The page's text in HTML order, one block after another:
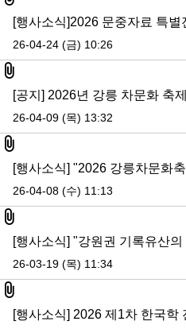
[행사소식]2026 문중자료 특
26-04-24 (금) 10:26
첨부파일
[공지] 2026년 강릉 차문화 축
26-04-09 (목) 13:32
첨부파일
[행사소식] "2026 강릉차문화
26-04-08 (수) 11:13
첨부파일
26-03-19 (목) 11:34
첨부파일
[행사소식] 2026 제1차 한국학